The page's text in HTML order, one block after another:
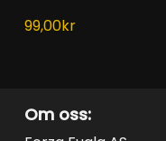
99,00kr
Om oss: